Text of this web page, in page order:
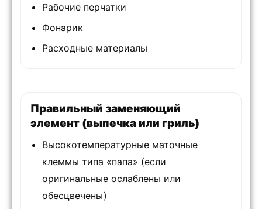
Рабочие перчатки
Фонарик
Расходные материалы
Правильный заменяющий
элемент (выпечка или гриль)
Высокотемпературные маточные
клеммы типа «папа» (если
оригинальные ослаблены или
обесцвечены)